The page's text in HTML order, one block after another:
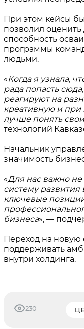
При этом кейсы
позволил
способность
программы
людьми.
«Когда я узнала,
рада попасть
реагируют на
креативную и при
лучше понять
технологий
Начальник
значимость
«Для нас важно не
систему
ключевые
бизнеса», —
Переход на
поддерживать
внутри холдинга.
230